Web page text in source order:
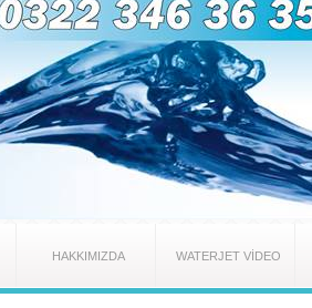
HAKKIMIZDA WATERJET VİDEO